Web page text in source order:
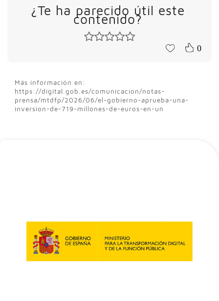
¿Te ha parecido útil este
contenido?
0
Más información en:
https://digital.gob.es/comunicacion/notas-
prensa/mtdfp/2026/06/el-gobierno-aprueba-una-
inversion-de-719-millones-de-euros-en-un